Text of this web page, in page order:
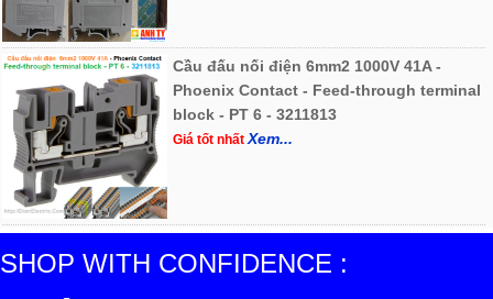
Cầu đấu nối điện 6mm2 1000V 41A -
Phoenix Contact - Feed-through terminal
block - PT 6 - 3211813
Giá tốt nhấtXem...
SHOP WITH CONFIDENCE :